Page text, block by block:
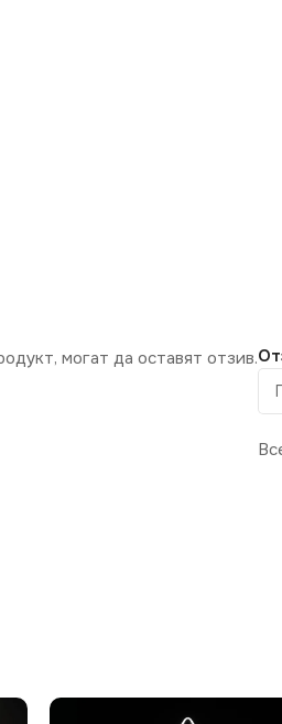
могат да оставят отзив.